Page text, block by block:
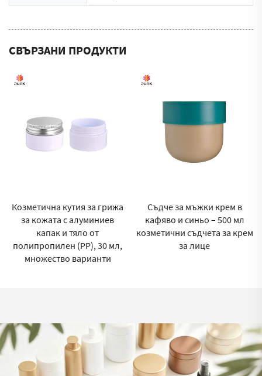
СВЪРЗАНИ ПРОДУКТИ
Съдче за мъжки крем в
кафяво и синьо – 500 мл
козметични съдчета за крем
за лице
Фабрика за козметични
опаковки – бутилка с пумпа
за лицева пяна, 500 мл